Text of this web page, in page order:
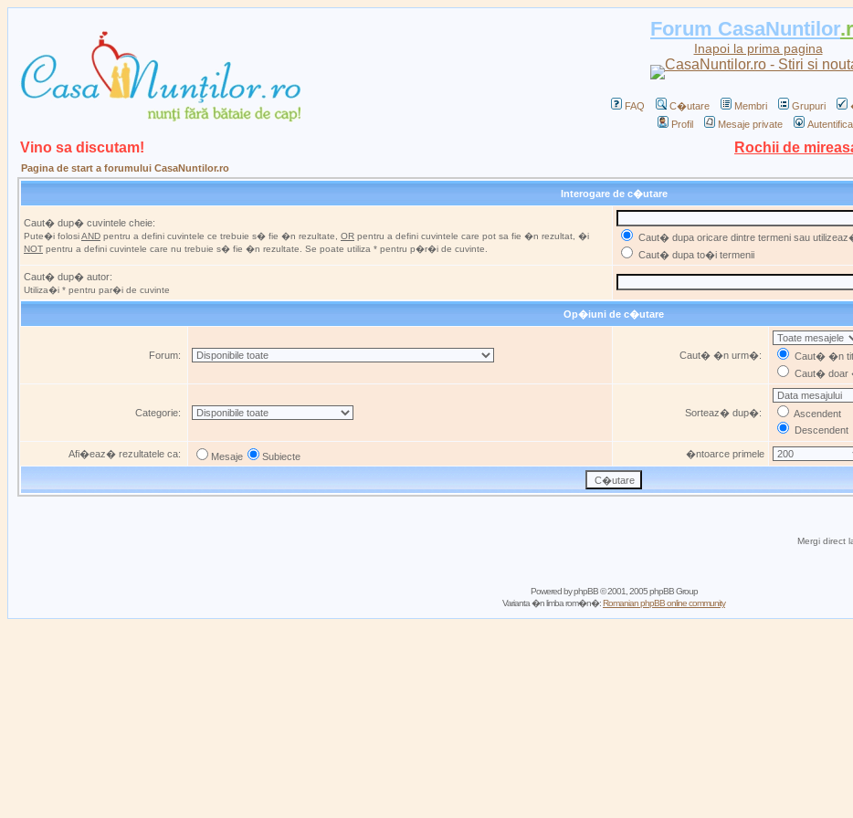
Forum CasaNuntilor
Inapoi la prima pagina
FAQ C�utare Membri Grupuri
Profil
Mesaje private
Vino sa discutam! Rochii de
Pagina de start a forumului CasaNuntilor.ro
Interogare de c�utare
Caut� dup� cuvintele cheie:
Pute�i folosiAND pentru a defini cuvintele ce trebuie s� fie �n rezultate, OR pentru a defini cuvintele care pot sa fie �n rezultat, �i
NOT pentru a defini cuvintele care nu trebuie s� fie �n rezultate. Se poate utiliza * pentru p�r�i de cuvinte.
Caut� dupa oricare dintre termeni sau
Caut� dupa to�i termenii
Caut� dup� autor:
Utiliza�i * pentru par�i de cuvinte
Op�iuni de c�utare
Forum: Caut� �n urm�:
Caut� �n
Caut� doar
Categorie: Sorteaz� dup�:
Ascendent
Descendent
Afi�eaz� rezultatele ca: Mesaje Subiecte �ntoarce primele
Mergi direct
Powered byphpBB© 2001, 2005 phpBB Group
Varianta �n limba rom�n�:Romanian phpBB online community